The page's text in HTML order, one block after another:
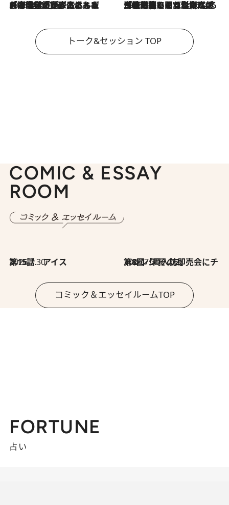
2026.8.3
「今後値上げがあるとすれば…」「リスクがあるのは今年の冬」エネルギー専門家が語る、ホルムズ海峡封鎖が家庭にもたらす“ある心配” 2026.8.3
「住宅建てられない…」「サーチャージ料の高値が続いている」ホルムズ海峡封鎖による影響はいつまで続く？《エネルギー専門家に聞く“どうなる日本の暮らし”》
トーク&セッション TOP
COMIC & ESSAY
ROOM
2026.7.30
第15話 アイス 2026.7.30
第8回「同人誌即売会にチャレンジ その2」
コミック＆エッセイルームTOP
FORTUNE
占い